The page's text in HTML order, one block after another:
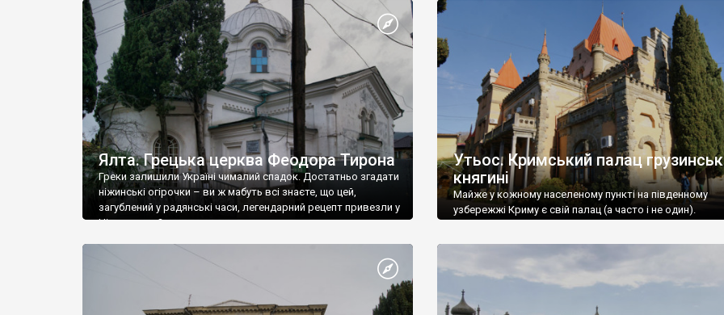
Херсонесі Володимир-язичник, став Василем-
християнином. А потім було Хрещення Русі. На честь
Херсонесу Таврійського названо місто […]
Ялта. Грецька церква Феодора Тирона
Греки залишили Україні чималий спадок. Достатньо згадати
ніжинські огірочки – ви ж мабуть всі знаєте, що цей,
загублений у радянські часи, легендарний рецепт привезли у
Ніжин греки?
Утьос. Кримський палац
княгині
Майже у кожному населеному пункті на південному
узбережжі Криму є свій палац (а часто і не один).